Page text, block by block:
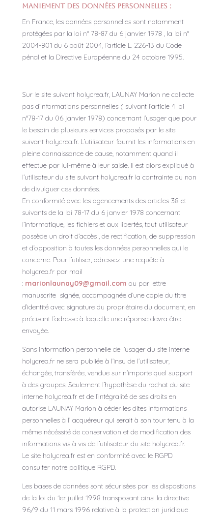
Maniement des données personnelles :
En France, les données personnelles sont notamment
protégées par la loi n° 78-87 du 6 janvier 1978 , la loi n°
2004-801 du 6 août 2004, l’article L. 226-13 du Code
pénal et la Directive Européenne du 24 octobre 1995.
Sur le site suivant holycrea.fr, LAUNAY Marion ne collecte
pas d’informations personnelles ( suivant l’article 4 loi
n°78-17 du 06 janvier 1978) concernant l’usager que pour
le besoin de plusieurs services proposés par le site
suivant holycrea.fr. L’utilisateur fournit les informations en
pleine connaissance de cause, notamment quand il
effectue par lui-même à leur saisie. Il est alors expliqué à
l’utilisateur du site suivant holycrea.fr la contrainte ou non
de divulguer ces données.
En conformité avec les agencements des articles 38 et
suivants de la loi 78-17 du 6 janvier 1978 concernant
l’informatique, les fichiers et aux libertés, tout utilisateur
possède un droit d’accès , de rectification, de suppression
et d’opposition à toutes les données personnelles qui le
concerne. Pour l’utiliser, adressez une requête à
holycrea.fr par mail
: marionlaunay09@gmail.com ou par lettre
manuscrite signée, accompagnée d’une copie du titre
d’identité avec signature du propriétaire du document, en
précisant l’adresse à laquelle une réponse devra être
envoyée.
Sans information personnelle de l’usager du site interne
holycrea.fr ne sera publiée à l’insu de l’utilisateur,
échangée, transférée, vendue sur n’importe quel support
à des groupes. Seulement l’hypothèse du rachat du site
interne holycrea.fr et de l’intégralité de ses droits en
autorise LAUNAY Marion à céder les dites informations
personnelles à l’ acquéreur qui serait à son tour tenu à la
même nécéssité de conservation et de modification des
informations vis à vis de l’utilisateur du site holycrea.fr.
Le site holycrea.fr est en conformité avec le RGPD
consulter notre politique RGPD.
Les bases de données sont sécurisées par les dispositions
de la loi du 1er juillet 1998 transposant ainsi la directive
96/9 du 11 mars 1996 relative à la protection juridique